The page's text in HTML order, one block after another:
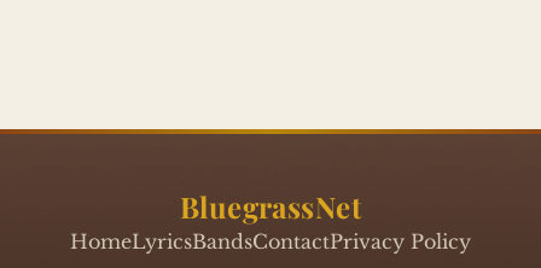
BluegrassNet
HomeLyricsBandsContactPrivacy Policy